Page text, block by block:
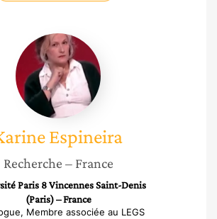
Karine
Espineira
Espineira
Recherche – France
Paris 8 Vincennes Saint-Denis
(Paris) – France
Membre associée au LEGS